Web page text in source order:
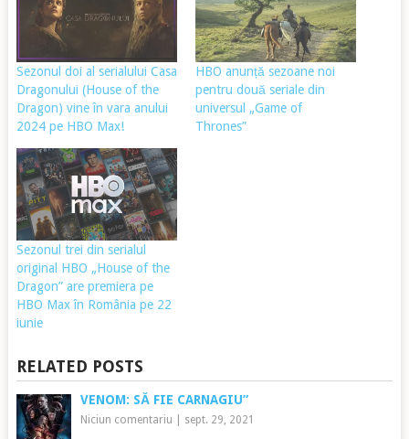
Sezonul doi al serialului Casa
Dragonului (House of the
Dragon) vine în vara anului
2024 pe HBO Max!
HBO anunță sezoane noi
pentru două seriale din
universul „Game of
Thrones”
Sezonul trei din serialul
original HBO „House of the
Dragon” are premiera pe
HBO Max în România pe 22
iunie
RELATED POSTS
VENOM: SĂ FIE CARNAGIU”
Niciun comentariu sept. 29, 2021